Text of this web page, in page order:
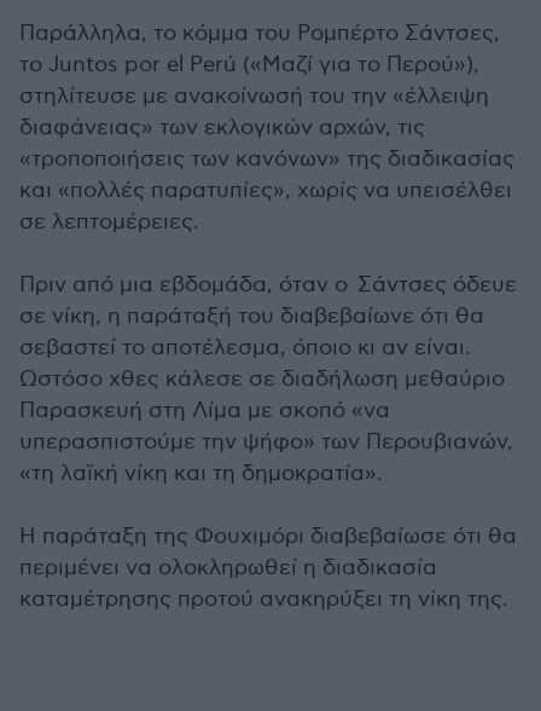
Παράλληλα, το κόμμα του Ρομπέρτο Σάντσες,
το Juntos por el Perú («Μαζί για το Περού»),
στηλίτευσε με ανακοίνωσή του την «έλλειψη
διαφάνειας» των εκλογικών αρχών, τις
«τροποποιήσεις των κανόνων» της διαδικασίας
και «πολλές παρατυπίες», χωρίς να υπεισέλθει
σε λεπτομέρειες.
Πριν από μια εβδομάδα, όταν ο Σάντσες όδευε
σε νίκη, η παράταξή του διαβεβαίωνε ότι θα
σεβαστεί το αποτέλεσμα, όποιο κι αν είναι.
Ωστόσο χθες κάλεσε σε διαδήλωση μεθαύριο
Παρασκευή στη Λίμα με σκοπό «να
υπερασπιστούμε την ψήφο» των Περουβιανών,
«τη λαϊκή νίκη και τη δημοκρατία».
Η παράταξη της Φουχιμόρι διαβεβαίωσε ότι θα
περιμένει να ολοκληρωθεί η διαδικασία
καταμέτρησης προτού ανακηρύξει τη νίκη της.